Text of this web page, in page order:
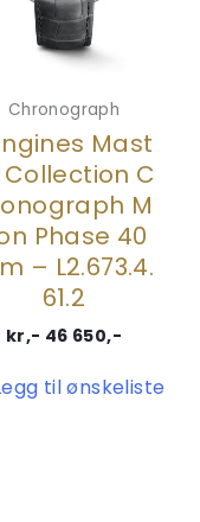
Chronograph
Mast
C
M
Phase 40
– L2.673.4.
61.2
kr,- 46 650,-
til ønskeliste